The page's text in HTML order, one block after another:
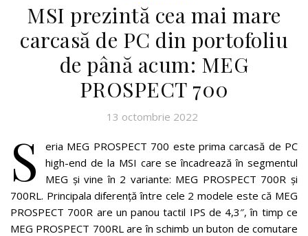
MSI prezintă cea mai mare
carcasă de PC din portofoliu
de până acum: MEG
PROSPECT 700
13 octombrie 2022
S
eria MEG PROSPECT 700 este prima carcasă de PC
high-end de la MSI care se încadrează în segmentul
MEG și vine în 2 variante: MEG PROSPECT 700R și
700RL. Principala diferență între cele 2 modele este că MEG
PROSPECT 700R are un panou tactil IPS de 4,3″, în timp ce
MEG PROSPECT 700RL are în schimb un buton de comutare